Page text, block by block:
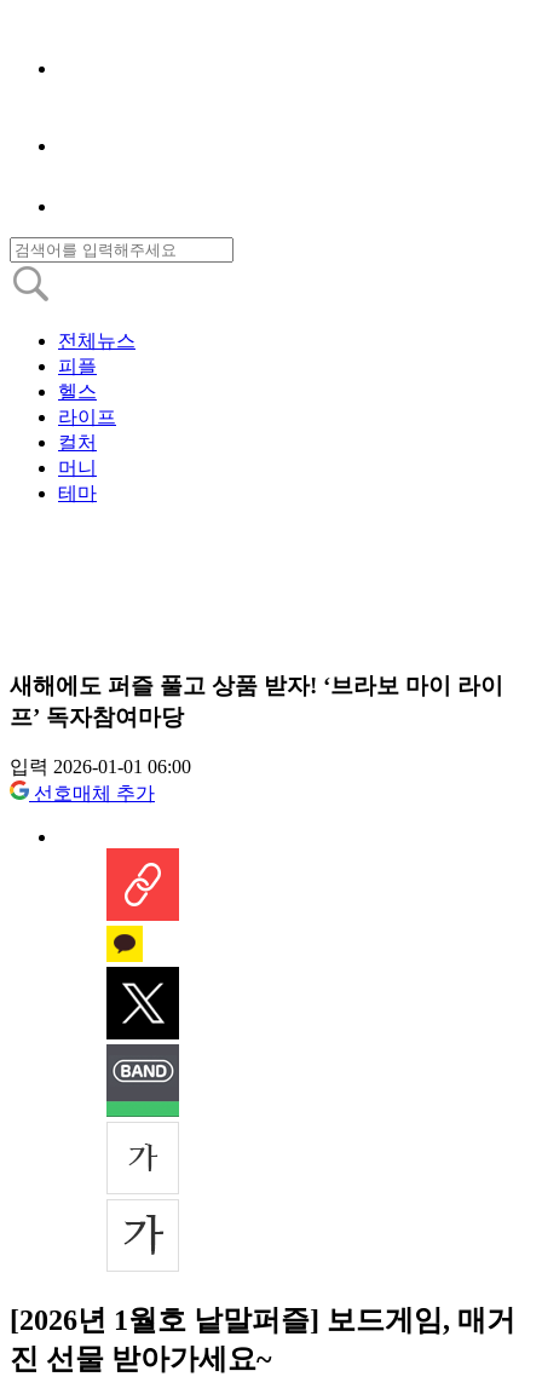
전체뉴스
피플
헬스
라이프
컬처
머니
테마
새해에도 퍼즐 풀고 상품 받자! ‘브라보 마이 라이
프’ 독자참여마당
입력 2026-01-01 06:00
선호매체 추가
[2026년 1월호 낱말퍼즐] 보드게임, 매거
진 선물 받아가세요~